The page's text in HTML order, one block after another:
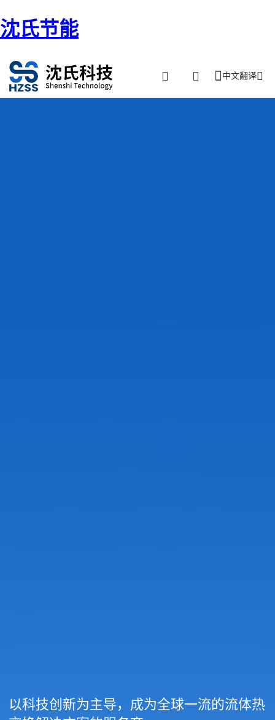
沈氏节能
中文翻译
以科技创新为主导，成为全球一流的流体热